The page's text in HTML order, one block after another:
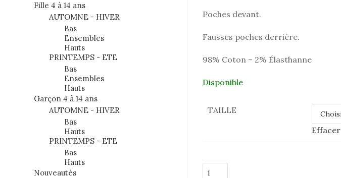
Poches devant.
Fausses poches derrière.
98% Coton – 2% Élasthanne
Disponible
TAILLE
Effacer
Fille 4 à 14 ans
AUTOMNE - HIVER
Bas
Ensembles
Hauts
PRINTEMPS - ETE
Bas
Ensembles
Hauts
Garçon 4 à 14 ans
AUTOMNE - HIVER
Bas
Hauts
PRINTEMPS - ETE
Bas
Hauts
Nouveautés